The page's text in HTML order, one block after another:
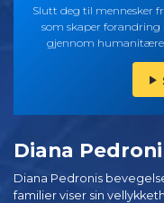
Slutt deg til mennesker
som skaper forandring
gjennom humanitære
Diana
Diana Pedronis
familier viser sin